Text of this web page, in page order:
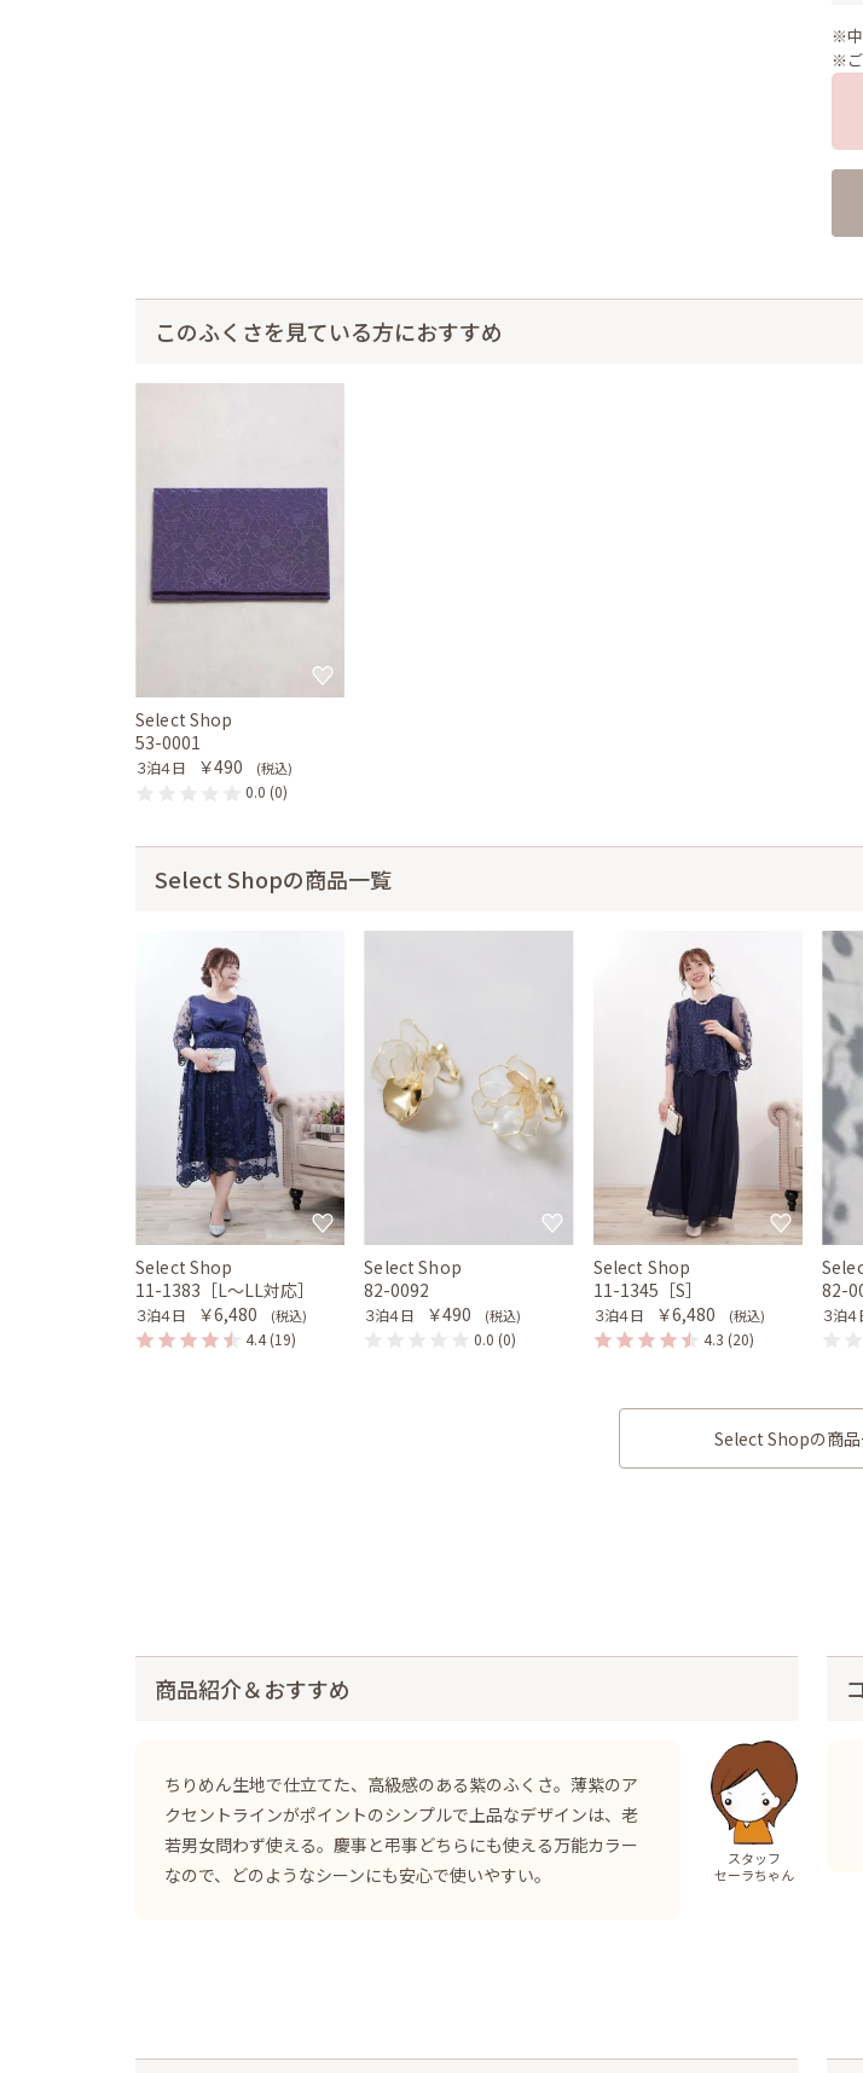
※中
※ご
このふくさを見ている方におすすめ
Select Shop
53-0001
３泊４日 ￥490 (税込)
0.0 (0)
Select Shopの商品一覧
Select Shop
11-1383［L〜LL対応］
３泊４日 ￥6,480 (税込)
4.4 (19)
Select Shop
82-0092
３泊４日 ￥490 (税込)
0.0 (0)
Select Shop
11-1345［S］
３泊４日 ￥6,480 (税込)
4.3 (20)
82-
３泊４
Select Shopの商
商品紹介＆おすすめ
ちりめん生地で仕立てた、高級感のある紫のふくさ。薄紫のア
クセントラインがポイントのシンプルで上品なデザインは、老
若男女問わず使える。慶事と弔事どちらにも使える万能カラー
なので、どのようなシーンにも安心で使いやすい。
スタッフ
セーラちゃん